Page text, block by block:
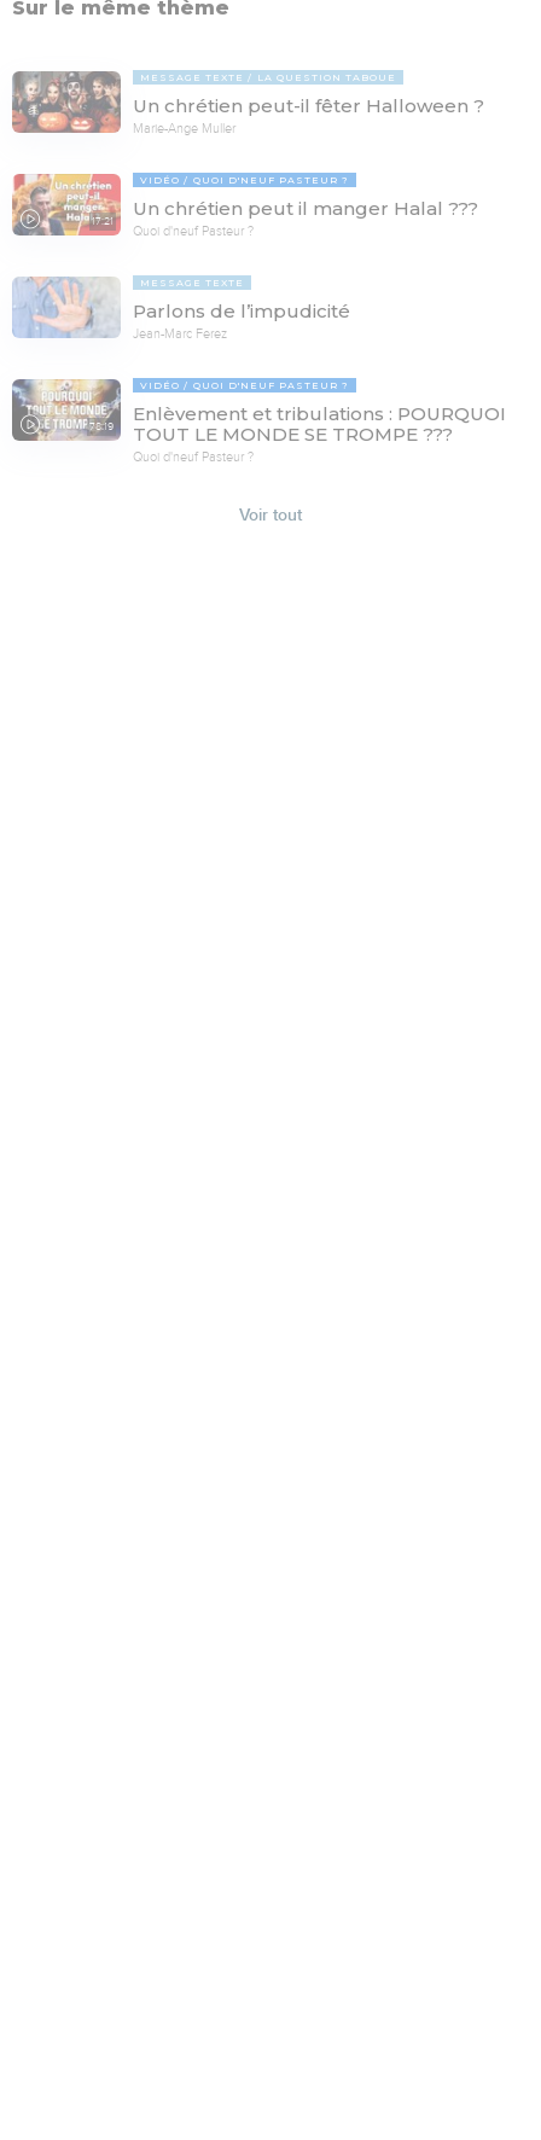
Sur le même thème
MESSAGE TEXTE LA QUESTION TABOUE
Un chrétien peut-il fêter Halloween ?
Marie-Ange Muller
17:21
VIDÉO QUOI D'NEUF PASTEUR ?
Un chrétien peut il manger Halal ???
Quoi d'neuf Pasteur ?
MESSAGE TEXTE
Parlons de l’impudicité
Jean-Marc Ferez
78:19
VIDÉO QUOI D'NEUF PASTEUR ?
Enlèvement et tribulations : POURQUOI
TOUT LE MONDE SE TROMPE ???
Quoi d'neuf Pasteur ?
Voir tout